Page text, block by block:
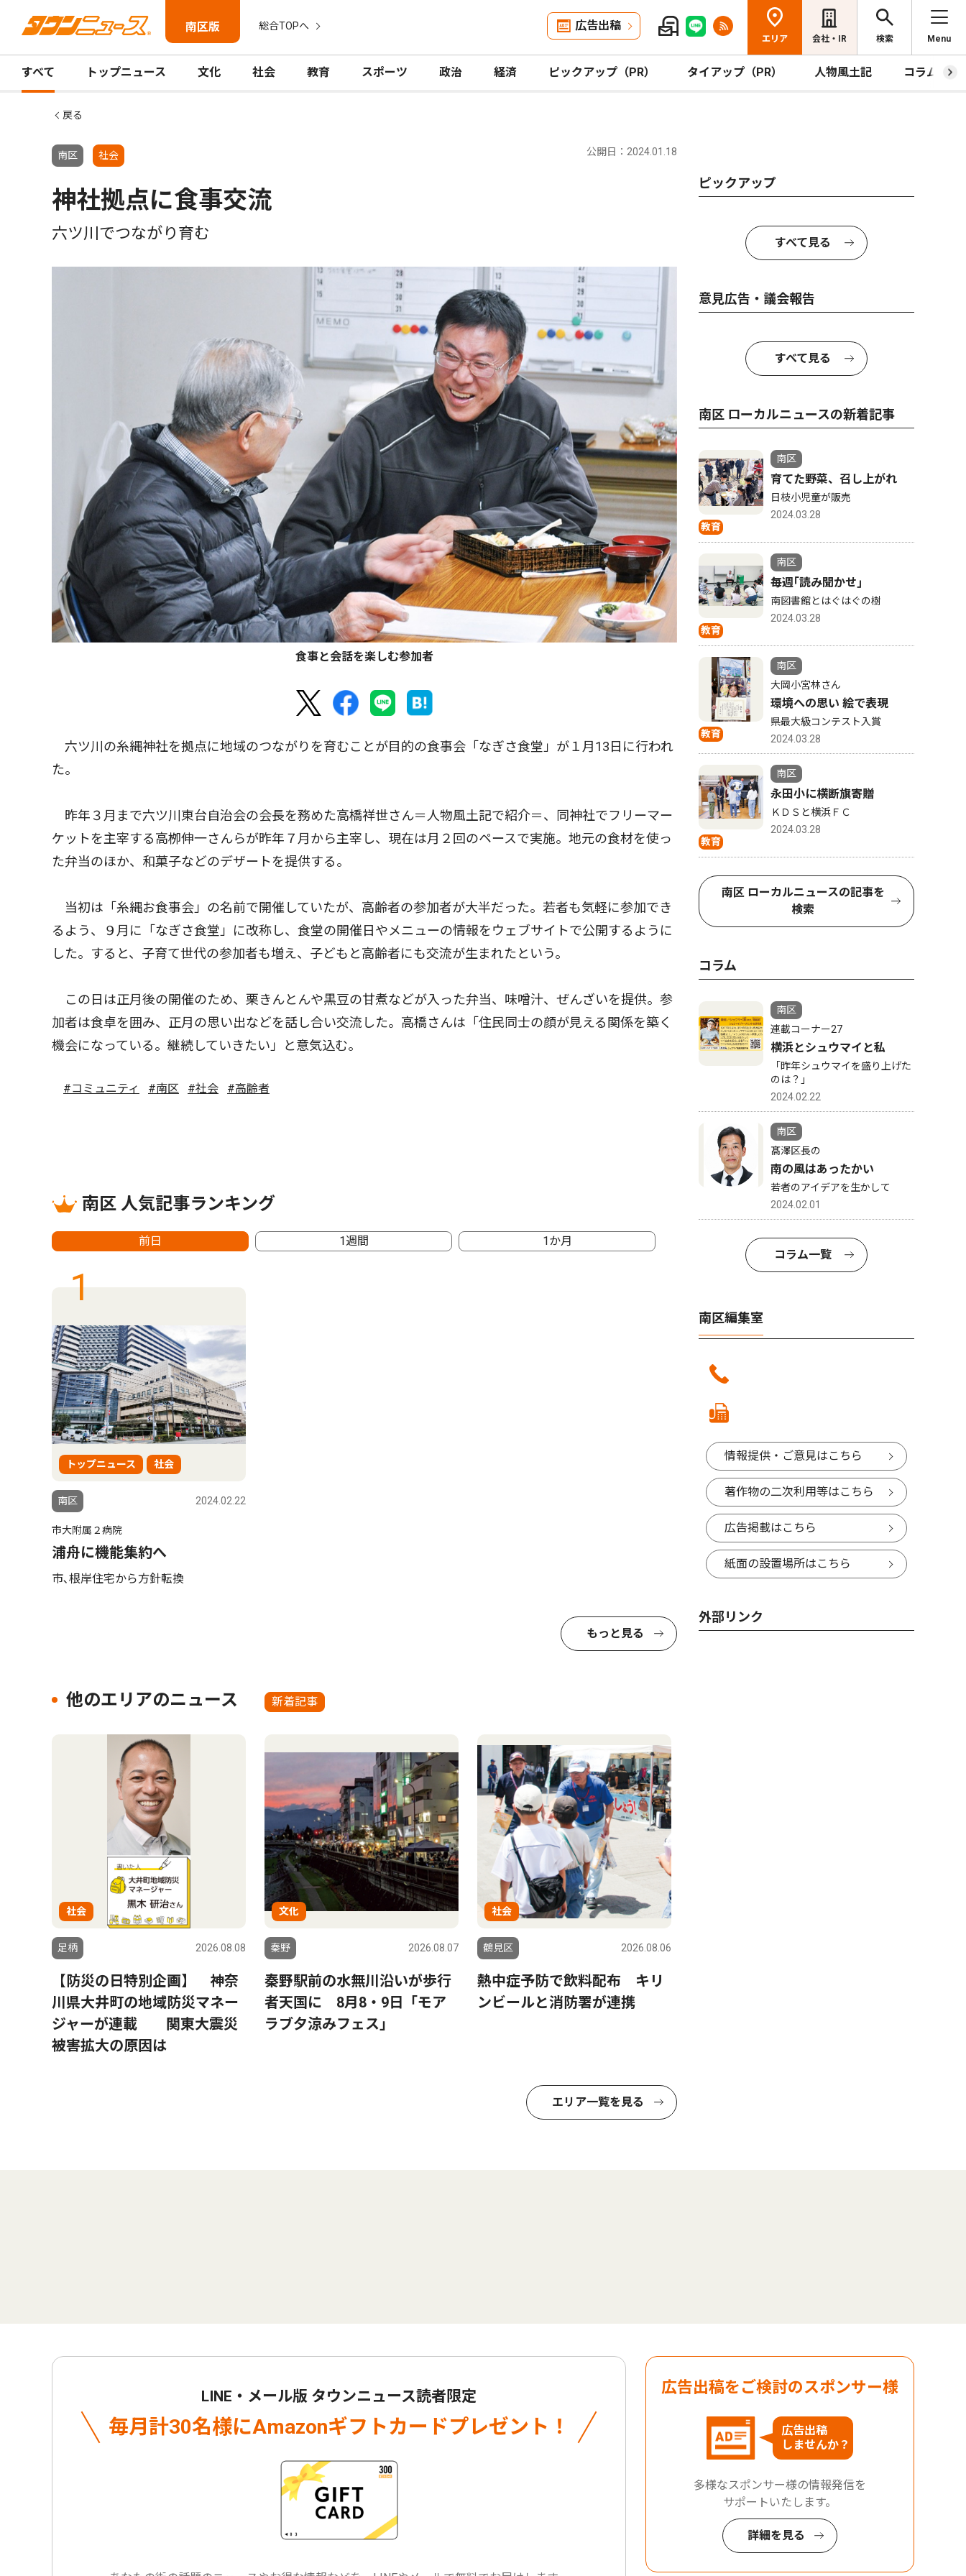
南区版 総合TOPへ 広告出稿
エリア 会社・IR 検索 Menu
すべて トップニュース 文化 社会 教育 スポーツ 政治 経済 ピックアップ（PR） タイアップ（PR） 人物風土記 コラム
戻る
南区 社会 公開日：2024.01.18
神社拠点に食事交流
六ツ川でつながり育む
食事と会話を楽しむ参加者
六ツ川の糸縄神社を拠点に地域のつながりを育むことが目的の食事会「なぎさ食堂」が１月13日に行われ
た。
昨年３月まで六ツ川東台自治会の会長を務めた高橋祥世さん＝人物風土記で紹介＝、同神社でフリーマー
ケットを主宰する高栁伸一さんらが昨年７月から主宰し、現在は月２回のペースで実施。地元の食材を使っ
た弁当のほか、和菓子などのデザートを提供する。
当初は「糸縄お食事会」の名前で開催していたが、高齢者の参加者が大半だった。若者も気軽に参加でき
るよう、９月に「なぎさ食堂」に改称し、食堂の開催日やメニューの情報をウェブサイトで公開するように
した。すると、子育て世代の参加者も増え、子どもと高齢者にも交流が生まれたという。
この日は正月後の開催のため、栗きんとんや黒豆の甘煮などが入った弁当、味噌汁、ぜんざいを提供。参
加者は食卓を囲み、正月の思い出などを話し合い交流した。高橋さんは「住民同士の顔が見える関係を築く
機会になっている。継続していきたい」と意気込む。
#コミュニティ #南区 #社会 #高齢者
南区 人気記事ランキング
前日 1週間 1か月
1
トップニュース 社会
南区 2024.02.22
市大附属２病院
浦舟に機能集約へ
市､根岸住宅から方針転換
もっと見る
他のエリアのニュース 新着記事
社会
足柄 2026.08.08
【防災の日特別企画】 神奈
川県大井町の地域防災マネー
ジャーが連載 関東大震災
被害拡大の原因は
文化
秦野 2026.08.07
秦野駅前の水無川沿いが歩行
者天国に 8月8・9日「モア
ラブ夕涼みフェス」
社会
鶴見区 2026.08.06
熱中症予防で飲料配布 キリ
ンビールと消防署が連携
エリア一覧を見る
ピックアップ
すべて見る
意見広告・議会報告
すべて見る
南区 ローカルニュースの新着記事
教育
南区
育てた野菜、召し上がれ
日枝小児童が販売
2024.03.28
教育
南区
毎週｢読み聞かせ｣
南図書館とはぐはぐの樹
2024.03.28
教育
南区
大岡小宮林さん
環境への思い 絵で表現
県最大級コンテスト入賞
2024.03.28
教育
南区
永田小に横断旗寄贈
ＫＤＳと横浜ＦＣ
2024.03.28
南区 ローカルニュースの記事を
検索
コラム
南区
連載コーナー27
横浜とシュウマイと私
「昨年シュウマイを盛り上げた
のは？」
2024.02.22
南区
髙澤区長の
南の風はあったかい
若者のアイデアを生かして
2024.02.01
コラム一覧
南区編集室
情報提供・ご意見はこちら
著作物の二次利用等はこちら
広告掲載はこちら
紙面の設置場所はこちら
外部リンク
LINE・メール版 タウンニュース読者限定
毎月計30名様にAmazonギフトカードプレゼント！
広告出稿をご検討のスポンサー様
広告出稿
しませんか？
多様なスポンサー様の情報発信を
サポートいたします。
詳細を見る